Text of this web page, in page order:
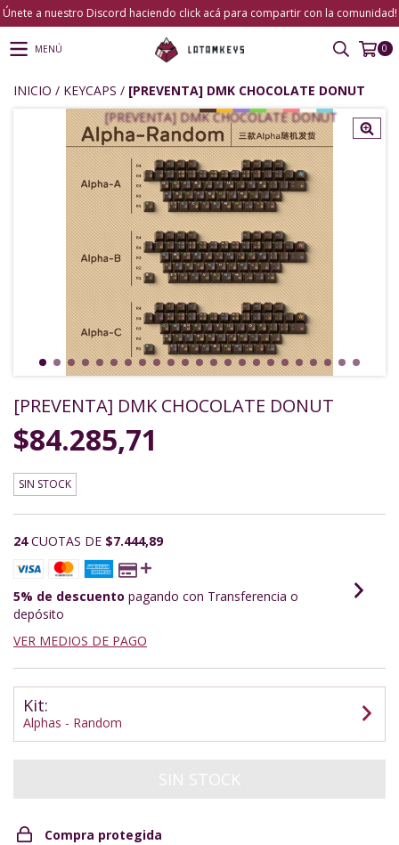
Únete a nuestro Discord haciendo click acá para compartir con la comunidad!
MENÚ 0
INICIO / KEYCAPS / [PREVENTA] DMK CHOCOLATE DONUT
[PREVENTA] DMK CHOCOLATE DONUT
$84.285,71
SIN STOCK
24 CUOTAS DE $7.444,89
5% de descuento pagando con Transferencia o
depósito
VER MEDIOS DE PAGO
Kit:
Alphas - Random
Compra protegida